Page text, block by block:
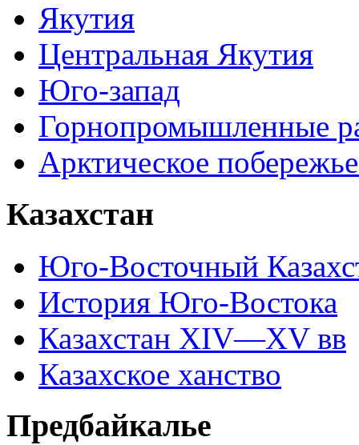
Якутия
Центральная Якутия
Юго-запад
Горнопромышленные
Арктическое
Казахстан
Юго-Восточный
История Юго-Востока
Казахстан XIV—XV вв
Казахское ханство
Предбайкалье